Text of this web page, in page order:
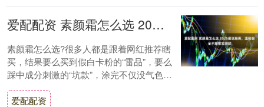
爱配配资 素颜霜怎么选 2025避坑指南，温和安全不踩雷实测款
素颜霜怎么选?很多人都是跟着网红推荐瞎
买，结果要么买到假白卡粉的“雷品”，要么
踩中成分刺激的“坑款”，涂完不仅没气色，
还让皮肤越来越差。选素颜霜真的不用这么
难，....
爱配配资